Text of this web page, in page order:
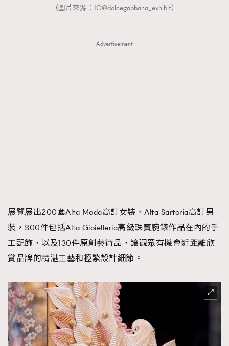
（圖片來源：IG@dolcegabbana_exhibit）
Advertisement
展覽展出200套Alta Moda高訂女裝、Alta Sartoria高訂男
裝，300件包括Alta Gioielleria高級珠寶腕錶作品在內的手
工配飾，以及130件原創藝術品，讓觀眾有機會近距離欣
賞品牌的精湛工藝和極繁設計細節。